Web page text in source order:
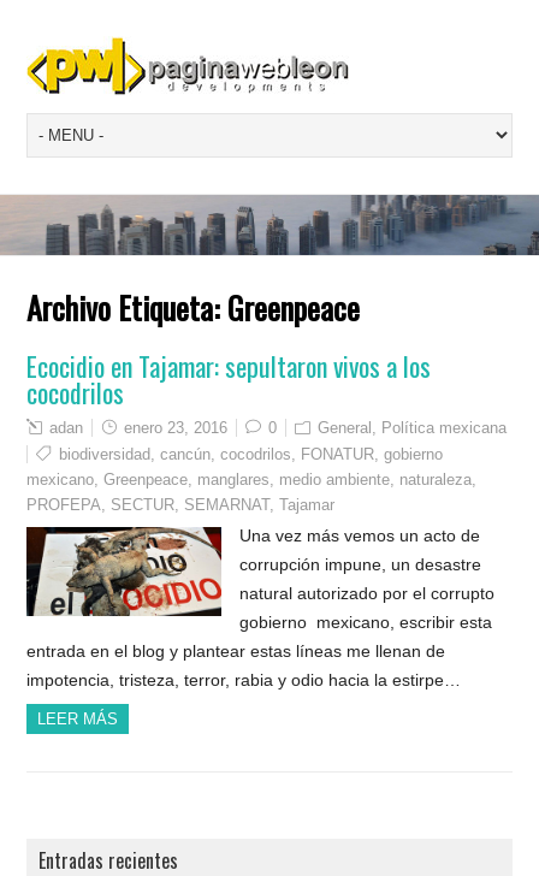
Archivo Etiqueta:Greenpeace
Ecocidio en Tajamar: sepultaron vivos a los
cocodrilos
adan enero 23, 2016 0 General
Política mexicana
biodiversidad
,cancún ,cocodrilos FONATUR ,gobierno
mexicano ,Greenpeace manglares medio ambiente naturaleza
PROFEPA
SECTUR SEMARNAT,Tajamar
Una vez más vemos un acto de
corrupción impune, un desastre
natural autorizado por el corrupto
gobierno mexicano, escribir esta
entrada en el blog y plantear estas líneas me llenan de
impotencia, tristeza, terror, rabia y odio hacia la estirpe…
LEER MÁS
Entradas recientes